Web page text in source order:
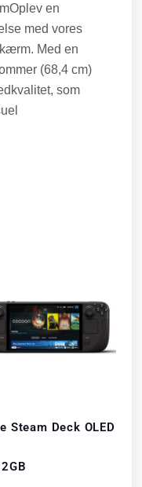
en
med vores
Med en
(68,4 cm)
som
Steam Deck OLED